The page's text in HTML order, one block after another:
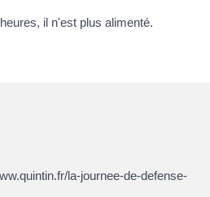
il n'est plus alimenté.
la-journee-de-defense-